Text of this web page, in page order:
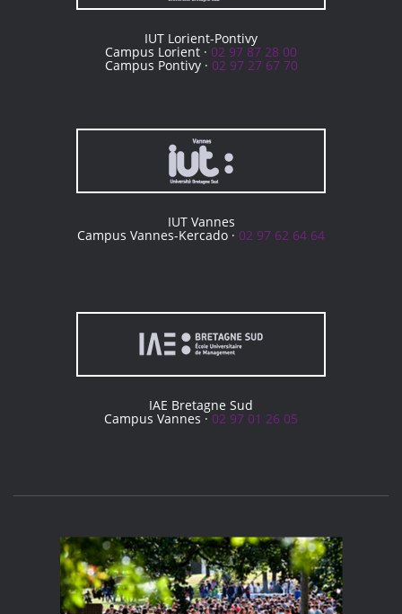
IUT Lorient-Pontivy
Campus Lorient · 02 97 87 28 00
Campus Pontivy · 02 97 27 67 70
IUT Vannes
Campus Vannes-Kercado · 02 97 62 64 64
IAE Bretagne Sud
Campus Vannes · 02 97 01 26 05